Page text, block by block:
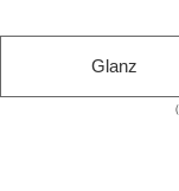
Glanz